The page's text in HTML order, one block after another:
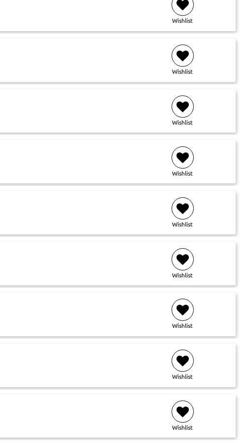
Wishlist
Wishlist
Wishlist
Wishlist
Wishlist
Wishlist
Wishlist
Wishlist
Wishlist